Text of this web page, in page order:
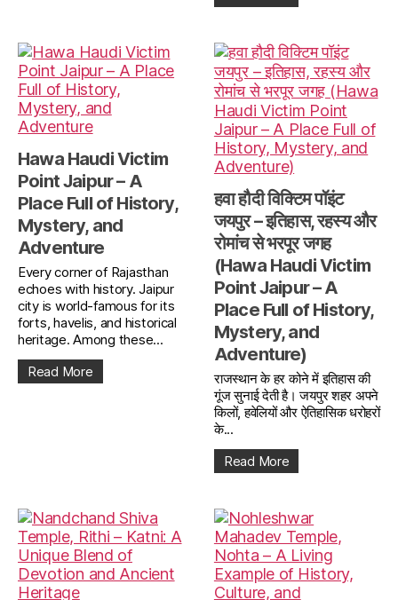
Hawa Haudi Victim
Point Jaipur – A
Place Full of History,
Mystery, and
Adventure
Every corner of Rajasthan
echoes with history. Jaipur
city is world-famous for its
forts, havelis, and historical
heritage. Among these...
Read More
हवा हौदी विक्टिम पॉइंट
जयपुर – इतिहास, रहस्य और
रोमांच से भरपूर जगह
(Hawa Haudi Victim
Point Jaipur – A
Place Full of History,
Mystery, and
Adventure)
राजस्थान के हर कोने में इतिहास की
गूंज सुनाई देती है। जयपुर शहर अपने
किलों, हवेलियों और ऐतिहासिक धरोहरों
के...
Read More